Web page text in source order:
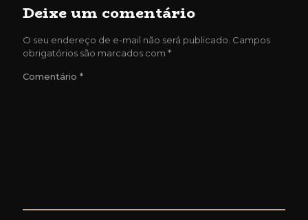
Deixe um comentário
O seu endereço de e-mail não será publicado. Campos
obrigatórios são marcados com *
Comentário *